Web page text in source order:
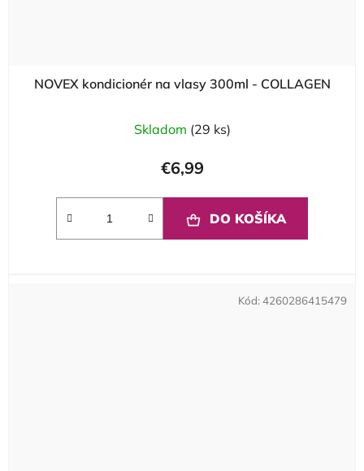
NOVEX kondicionér na vlasy 300ml - COLLAGEN
Skladom (29 ks)
€6,99
DO KOŠÍKA
Kód: 4260286415479